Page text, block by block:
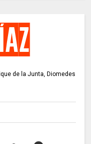
de la Junta, Diomedes